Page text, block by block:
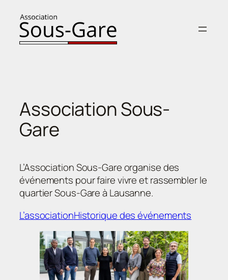
contenu
Association Sous-
Gare
L’Association Sous-Gare organise des
événements pour faire vivre et rassembler le
quartier Sous-Gare à Lausanne.
L’associationHistorique des événements